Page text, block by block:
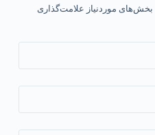
بخش‌های موردنیاز علامت‌گذاری